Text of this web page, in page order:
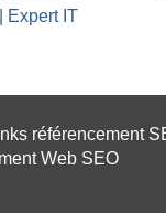
Expert IT
référencement
Web SEO